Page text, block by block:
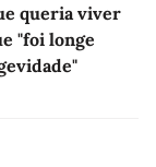
queria viver
"foi longe